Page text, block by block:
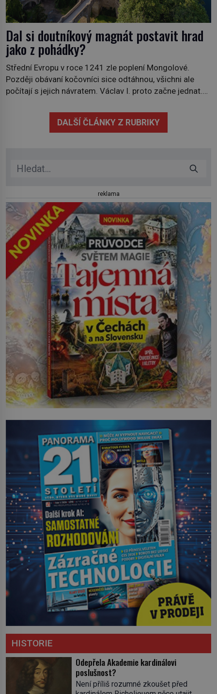
Dal si doutníkový magnát postavit hrad
jako z pohádky?
Střední Evropu v roce 1241 zle poplení Mongolové.
Později obávaní kočovníci sice odtáhnou, všichni ale
počítají s jejich návratem. Václav I. proto začne jednat.
pečlivě připravit! Český král Václav I. (1205–1253)
přijme opatření, která mají posílit obranu jeho království.
DALŠÍ ČLÁNKY Z RUBRIKY
reklama
HISTORIE
Odepřela Akademie kardinálovi
poslušnost?
Není příliš rozumné zkoušet před